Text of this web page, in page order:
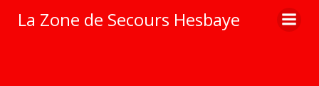
au
La Zone de Secours Hesbaye